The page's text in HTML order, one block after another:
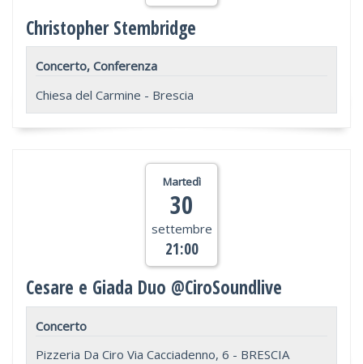
Christopher Stembridge
Concerto, Conferenza
Chiesa del Carmine - Brescia
Martedì
30
settembre
21:00
Cesare e Giada Duo @CiroSoundlive
Concerto
Pizzeria Da Ciro Via Cacciadenno, 6 - BRESCIA